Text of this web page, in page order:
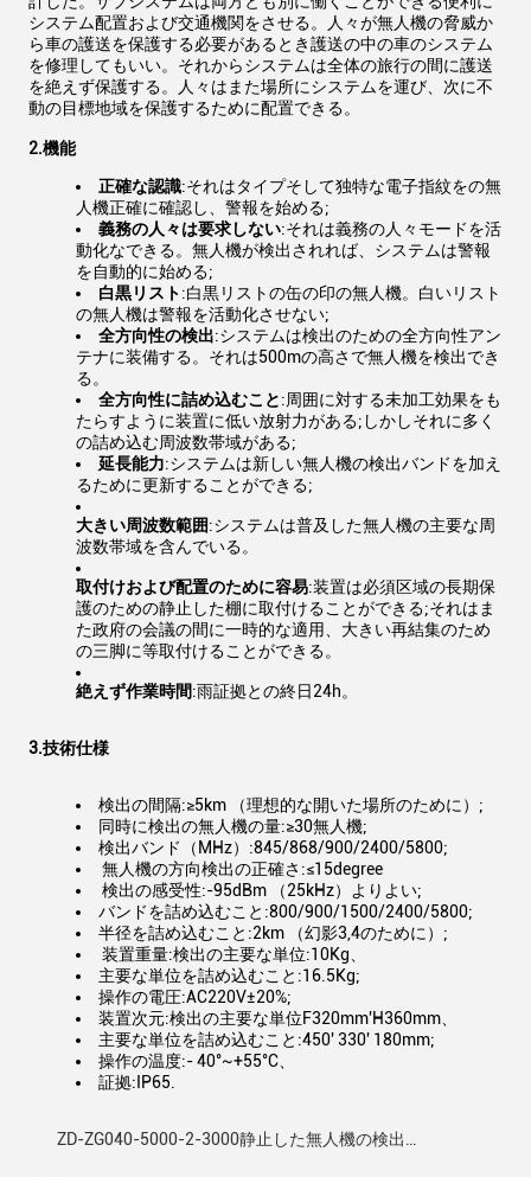
システム配置および交通機関をさせる。人々が無人機の脅威か
ら車の護送を保護する必要があるとき護送の中の車のシステム
を修理してもいい。それからシステムは全体の旅行の間に護送
を絶えず保護する。人々はまた場所にシステムを運び、次に不
動の目標地域を保護するために配置できる。
2.機能
正確な認識:それはタイプそして独特な電子指紋をの無
人機正確に確認し、警報を始める;
義務の人々は要求しない:それは義務の人々モードを活
動化なできる。無人機が検出されれば、システムは警報
を自動的に始める;
白黒リスト:白黒リストの缶の印の無人機。白いリスト
の無人機は警報を活動化させない;
全方向性の検出:システムは検出のための全方向性アン
テナに装備する。それは500mの高さで無人機を検出でき
る。
全方向性に詰め込むこと:周囲に対する未加工効果をも
たらすように装置に低い放射力がある;しかしそれに多く
の詰め込む周波数帯域がある;
延長能力:システムは新しい無人機の検出バンドを加え
るために更新することができる;
大きい周波数範囲:システムは普及した無人機の主要な周
波数帯域を含んでいる。
取付けおよび配置のために容易:装置は必須区域の長期保
護のための静止した棚に取付けることができる;それはま
た政府の会議の間に一時的な適用、大きい再結集のため
の三脚に等取付けることができる。
絶えず作業時間:雨証拠との終日24h。
3.技術仕様
検出の間隔:≥5km （理想的な開いた場所のために）;
同時に検出の無人機の量:≥30無人機;
検出バンド（MHz）:845/868/900/2400/5800;
無人機の方向検出の正確さ:≤15degree
検出の感受性:-95dBm （25kHz）よりよい;
バンドを詰め込むこと:800/900/1500/2400/5800;
半径を詰め込むこと:2km （幻影3,4のために）;
装置重量:検出の主要な単位:10Kg、
主要な単位を詰め込むこと:16.5Kg;
操作の電圧:AC220V±20%;
装置次元:検出の主要な単位F320mm'H360mm、
主要な単位を詰め込むこと:450' 330' 180mm;
操作の温度:- 40°~+55°C、
証拠:IP65.
ZD-ZG040-5000-2-3000静止した無人機の検出…